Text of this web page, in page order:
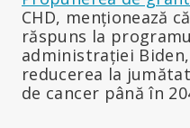
CHD, menționează
răspuns la
administrației
reducerea la
de cancer până în